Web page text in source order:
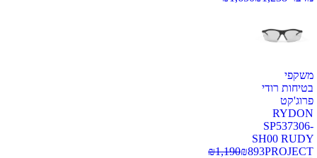
משקפי
בטיחות רודי
פרוג'קט
RYDON
SP537306-
SH00 RUDY
PROJECT
₪893
₪1,190